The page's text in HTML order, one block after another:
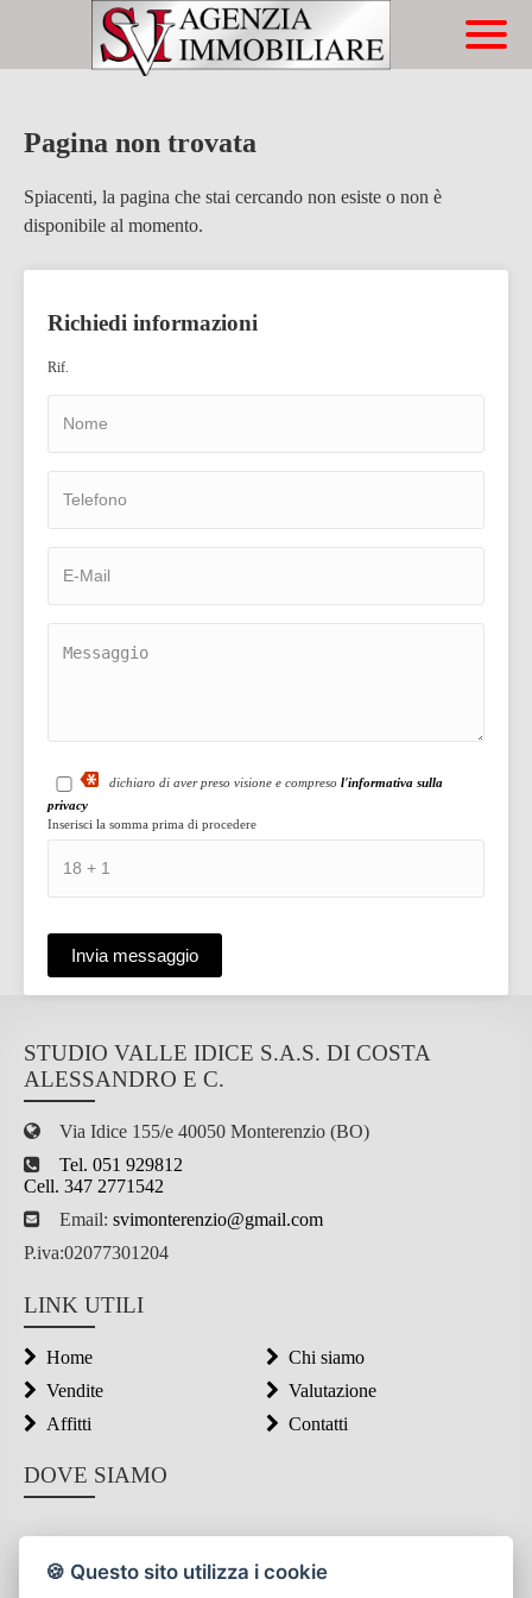
Immobili In Vendita
Chi Siamo
Affitti
Pagina non trovata
Spiacenti, la pagina che stai cercando non esiste o non è
disponibile al momento.
Richiedi informazioni
Rif.
dichiaro di aver preso visione e compreso l'informativa sulla
privacy
Inserisci la somma prima di procedere
STUDIO VALLE IDICE S.A.S. DI COSTA
ALESSANDRO E C.
Via Idice 155/e 40050 Monterenzio (BO)
Tel. 051 929812
Cell. 347 2771542
Email: svimonterenzio@gmail.com
P.iva:02077301204
LINK UTILI
Home
Vendite
Affitti
Chi siamo
Valutazione
Contatti
DOVE SIAMO
🍪 Questo sito utilizza i cookie